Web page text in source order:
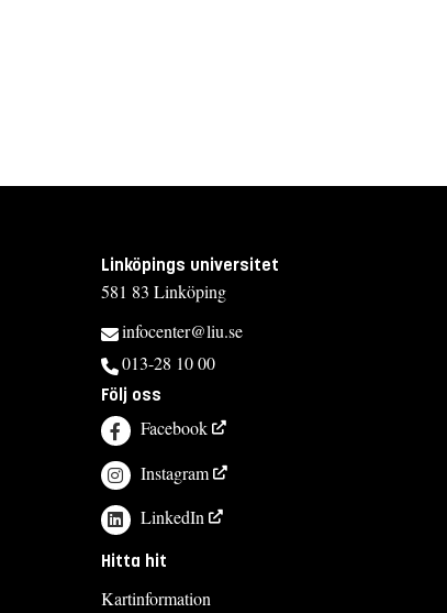
Linköpings universitet
581 83 Linköping
infocenter@liu.se
013-28 10 00
Följ oss
Facebook
Instagram
LinkedIn
Hitta hit
Kartinformation